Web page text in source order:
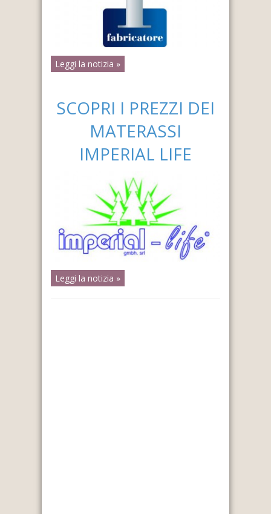
Leggi la notizia »
SCOPRI I PREZZI DEI
MATERASSI
IMPERIAL LIFE
Leggi la notizia »